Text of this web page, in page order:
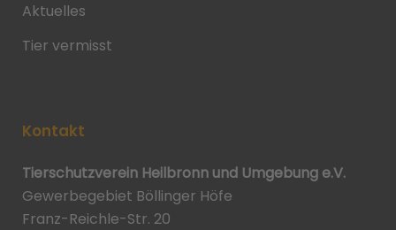
Aktuelles
Tier vermisst
Kontakt
Tierschutzverein Heilbronn und Umgebung e.V.
Gewerbegebiet Böllinger Höfe
Franz-Reichle-Str. 20